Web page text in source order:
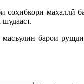
соҳибкори маҳаллӣ
барои рушди